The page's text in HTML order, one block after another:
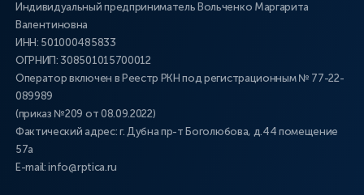
Индивидуальный предприниматель Вольченко Маргарита
Валентиновна
ИНН: 501000485833
ОГРНИП: 308501015700012
Оператор включен в Реестр РКН под регистрационным № 77-22-
089989
(приказ №209 от 08.09.2022)
Фактический адрес: г. Дубна пр-т Боголюбова, д.44 помещение
57а
E-mail: info@rptica.ru